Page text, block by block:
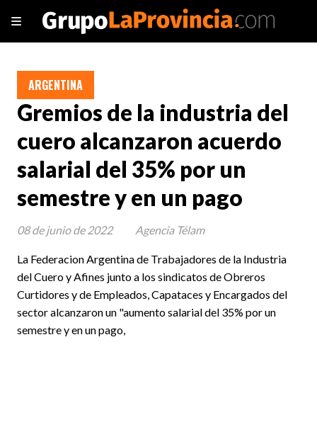
Gremios de la industria del
cuero alcanzaron acuerdo
salarial del 35% por un
semestre y en un pago
La Federacion Argentina de Trabajadores de la Industria
del Cuero y Afines junto a los sindicatos de Obreros
Curtidores y de Empleados, Capataces y Encargados del
sector alcanzaron un "aumento salarial del 35% por un
semestre y en un pago,
ARGENTINA
08 de junio de 2022 Agencia Télam